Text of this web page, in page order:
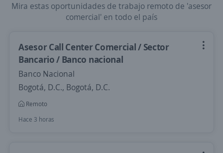
Mira estas oportunidades de trabajo remoto de 'asesor
comercial' en todo el país
Asesor Call Center Comercial / Sector
Bancario / Banco nacional
Banco Nacional
Bogotá, D.C., Bogotá, D.C.
Remoto
Hace 3 horas